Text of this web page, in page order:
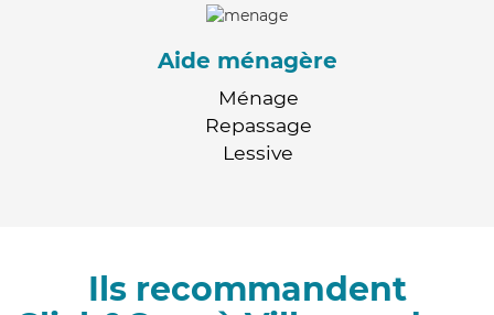
Aide ménagère
Ménage
Repassage
Lessive
Ils recommandent